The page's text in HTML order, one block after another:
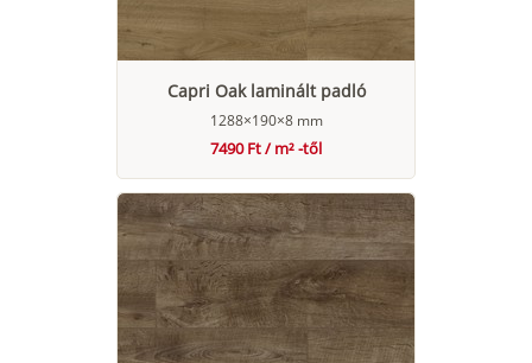
Capri Oak laminált padló
1288×190×8 mm
7490 Ft / m² -től